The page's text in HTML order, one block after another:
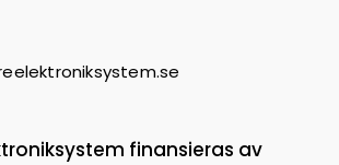
finansieras av